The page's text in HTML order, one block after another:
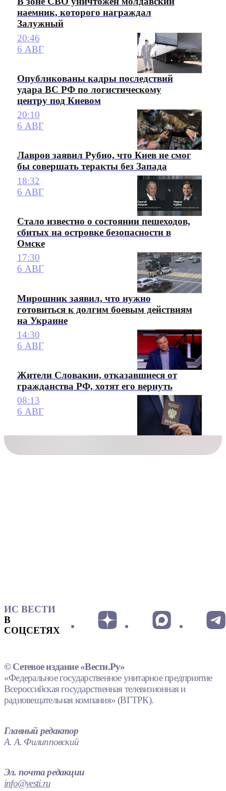
наемник, которого награждал
Залужный
20:46
6 АВГ
Опубликованы кадры последствий
удара ВС РФ по логистическому
центру под Киевом
20:10
6 АВГ
Лавров заявил Рубио, что Киев не смог
бы совершать теракты без Запада
18:32
6 АВГ
Стало известно о состоянии пешеходов,
сбитых на островке безопасности в
Омске
17:30
6 АВГ
Мирошник заявил, что нужно
готовиться к долгим боевым действиям
на Украине
14:30
6 АВГ
Жители Словакии, отказавшиеся от
гражданства РФ, хотят его вернуть
08:13
6 АВГ
ИС ВЕСТИ
В
СОЦСЕТЯХ
© Сетевое издание «Вести.Ру»
«Федеральное государственное унитарное предприятие
Всероссийская государственная телевизионная и
радиовещательная компания» (ВГТРК).
Главный редактор
А. А. Филипповский
Эл. почта редакции
info@vesti.ru